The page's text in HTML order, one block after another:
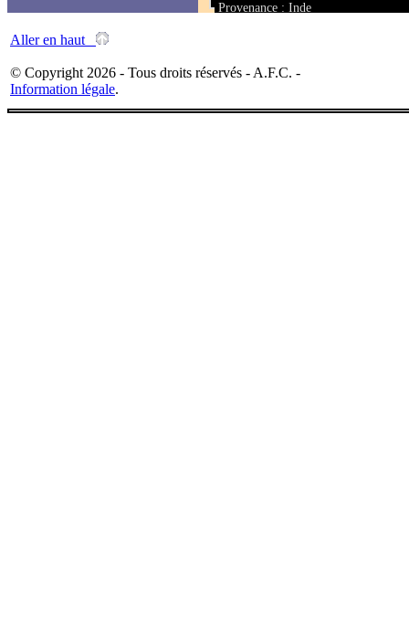
Provenance : Inde
Aller en haut
© Copyright 2026 - Tous droits réservés - A.F.C. -
Information légale.